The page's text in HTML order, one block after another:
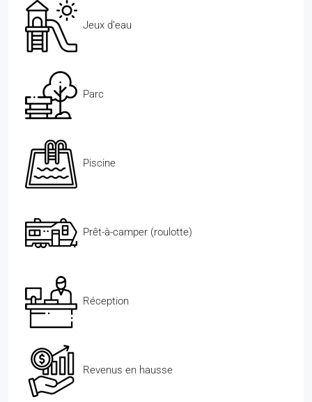
Jeux d’eau
Parc
Piscine
Prêt-à-camper (roulotte)
Réception
Revenus en hausse